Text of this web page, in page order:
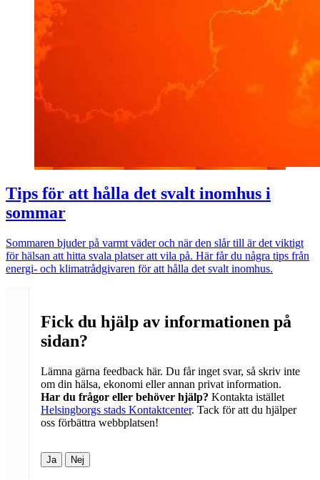
Tips för att hålla det svalt inomhus i
sommar
Sommaren bjuder på varmt väder och när den slår till är det viktigt
för hälsan att hitta svala platser att vila på. Här får du några tips från
energi- och klimatrådgivaren för att hålla det svalt inomhus.
Fick du hjälp av informationen på
sidan?
Lämna gärna feedback här. Du får inget svar, så skriv inte
om din hälsa, ekonomi eller annan privat information.
Har du frågor eller behöver hjälp? Kontakta istället
Helsingborgs stads Kontaktcenter. Tack för att du hjälper
oss förbättra webbplatsen!
Ja Nej